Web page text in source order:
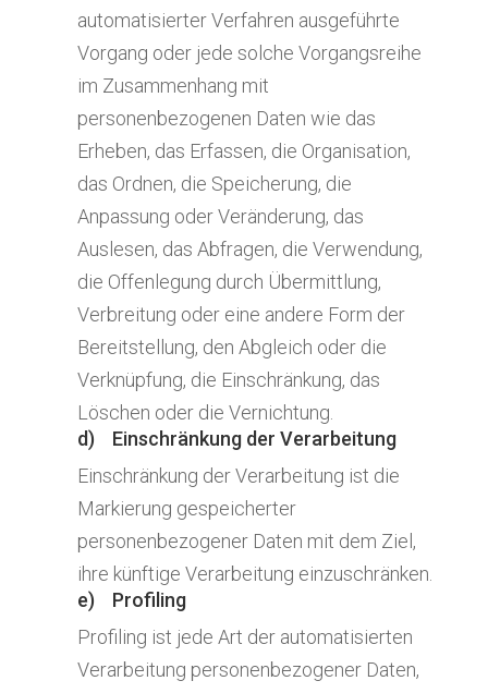
automatisierter Verfahren ausgeführte
Vorgang oder jede solche Vorgangsreihe
im Zusammenhang mit
personenbezogenen Daten wie das
Erheben, das Erfassen, die Organisation,
das Ordnen, die Speicherung, die
Anpassung oder Veränderung, das
Auslesen, das Abfragen, die Verwendung,
die Offenlegung durch Übermittlung,
Verbreitung oder eine andere Form der
Bereitstellung, den Abgleich oder die
Verknüpfung, die Einschränkung, das
Löschen oder die Vernichtung.
d) Einschränkung der Verarbeitung
Einschränkung der Verarbeitung ist die
Markierung gespeicherter
personenbezogener Daten mit dem Ziel,
ihre künftige Verarbeitung einzuschränken.
e) Profiling
Profiling ist jede Art der automatisierten
Verarbeitung personenbezogener Daten,